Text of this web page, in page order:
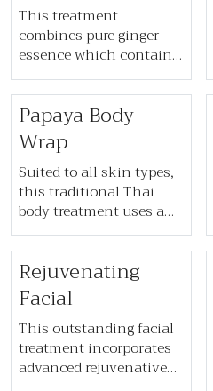
properties of the aloe
vera for maximum
results. Suitable for all
hair types. Guests with
chemically-treated or
dry, hard-to-manage
hair will find their hair
responds brilliantly.
This treatment
combines pure ginger
essence which contains
a few circulatory agents
that stimulate blood-
flow to the scalp. This
increases blood
circulation, triggers the
hair follicles, encourages
new growth and
naturally controls
dandruff.
Papaya Body
Wrap
Suited to all skin types,
this traditional Thai
body treatment uses a
blend of Thai herbs and
flowers to perform a
gentle and complete
body scrub. A nourishing
mask of fresh papaya,
pineapple and aloe
follows. Natural fruit
enzymes maintain your
Rejuvenating
Facial
This outstanding facial
treatment incorporates
advanced rejuvenative